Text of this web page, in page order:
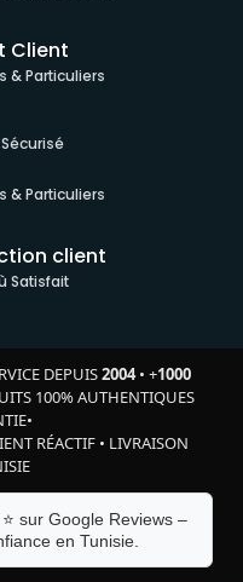
Client
& Particuliers
& Particuliers
client
Satisfait
DEPUIS2004• +1000
100% AUTHENTIQUES
•
RÉACTIF • LIVRAISON
sur Google Reviews –
en Tunisie.